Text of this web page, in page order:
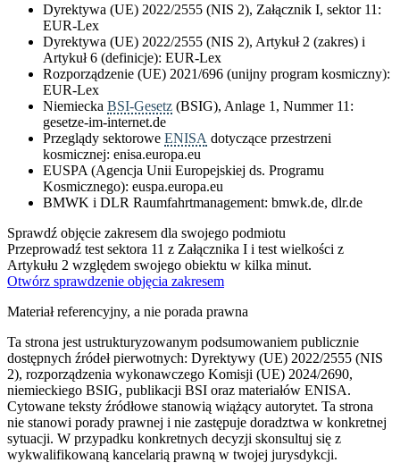
Dyrektywa (UE) 2022/2555 (NIS 2), Załącznik I, sektor 11:
EUR-Lex
Dyrektywa (UE) 2022/2555 (NIS 2), Artykuł 2 (zakres) i
Artykuł 6 (definicje): EUR-Lex
Rozporządzenie (UE) 2021/696 (unijny program kosmiczny):
EUR-Lex
Niemiecka BSI-Gesetz (BSIG), Anlage 1, Nummer 11:
gesetze-im-internet.de
Przeglądy sektorowe ENISA dotyczące przestrzeni
kosmicznej: enisa.europa.eu
EUSPA (Agencja Unii Europejskiej ds. Programu
Kosmicznego): euspa.europa.eu
BMWK i DLR Raumfahrtmanagement: bmwk.de, dlr.de
Sprawdź objęcie zakresem dla swojego podmiotu
Przeprowadź test sektora 11 z Załącznika I i test wielkości z
Artykułu 2 względem swojego obiektu w kilka minut.
Otwórz sprawdzenie objęcia zakresem
Materiał referencyjny, a nie porada prawna
Ta strona jest ustrukturyzowanym podsumowaniem publicznie
dostępnych źródeł pierwotnych: Dyrektywy (UE) 2022/2555 (NIS
2), rozporządzenia wykonawczego Komisji (UE) 2024/2690,
niemieckiego BSIG, publikacji BSI oraz materiałów ENISA.
Cytowane teksty źródłowe stanowią wiążący autorytet. Ta strona
nie stanowi porady prawnej i nie zastępuje doradztwa w konkretnej
sytuacji. W przypadku konkretnych decyzji skonsultuj się z
wykwalifikowaną kancelarią prawną w twojej jurysdykcji.